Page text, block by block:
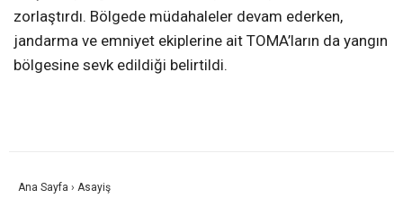
zorlaştırdı. Bölgede müdahaleler devam ederken,
jandarma ve emniyet ekiplerine ait TOMA’ların da yangın
bölgesine sevk edildiği belirtildi.
Ana Sayfa › Asayiş